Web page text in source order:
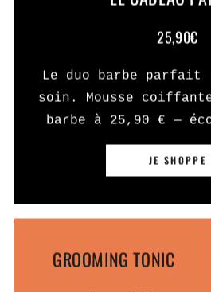
25,90€
Le duo barbe
soin. Mousse
barbe à 25,90 € —
JE SHOPPE
GROOMING TONIC